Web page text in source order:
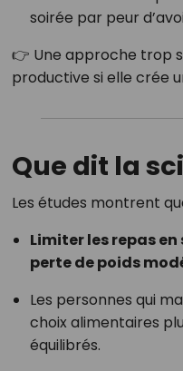
soirée par peur
👉 Une approche trop
productive si elle crée
Que dit la
Les études montrent
Limiter les repas
perte de poids
Les personnes qui
choix alimentaires
équilibrés.